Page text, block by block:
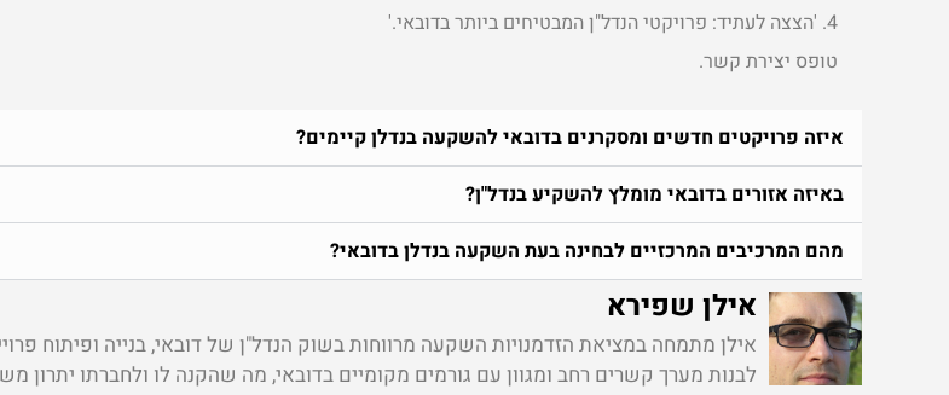
4. 'הצצה לעתיד: פרויקטי הנדל"ן המבטיחים ביותר בדובאי.'
טופס יצירת קשר ​.
איזה פרויקטים חדשים ומסקרנים בדובאי להשקעה בנדלן קיימים?
באיזה אזורים בדובאי מומלץ להשקיע בנדל"ן?
מהם המרכיבים המרכזיים לבחינה בעת השקעה בנדלן בדובאי?
אילן שפירא
אילן מתמחה במציאת הזדמנויות השקעה מרווחות בשוק הנדל"ן של דובאי, בנייה ופיתוח
לבנות מערך קשרים רחב ומגוון עם גורמים מקומיים בדובאי, מה שהקנה לו ולחברתו יתרון